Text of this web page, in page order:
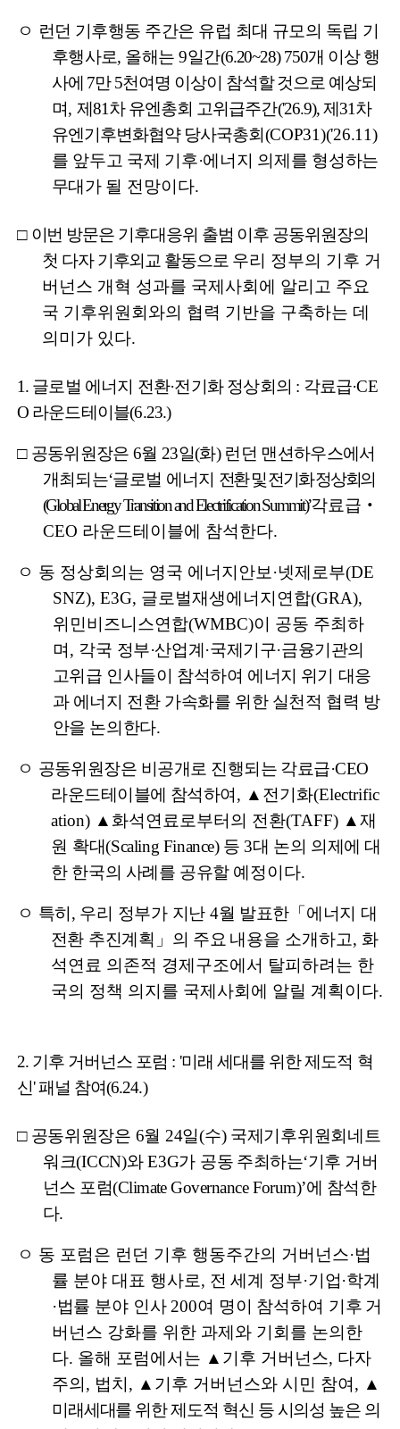
ㅇ 런던 기후행동 주간은 유럽 최대 규모의 독립 기
후행사로, 올해는9일간(6.20~28) 750개 이상 행
사에 7만5천여명 이상이 참석할 것으로 예상되
며, 제 81차 유엔총회 고위급주간('26.9),제 31차
유엔기후변화협약 당사국총회 (COP31)('26.11)
를 앞두고 국제 기후·에너지 의제를 형성하는
무대가 될 전망이다.
□ 이번 방문은 기후대응위 출범 이후 공동위원장의
첫 다자 기후외교 활동으로 우리 정부의 기후 거
버넌스 개혁 성과를 국제사회에 알리고 주요
국 기후위원회와의 협력 기반을 구축하는 데
의미가 있다.
1. 글로벌 에너지 전환·전기화 정상회의 : 각료급·CE
O 라운드테이블(6.23.)
□ 공동위원장은 6월 23일(화) 런던 맨션하우스에서
개최되는‘글로벌 에너지 전환 및 전기화 정상회의
(Global Energy Transition and Electrification Summit)’각료급 ‧
CEO 라운드테이블에 참석한다.
ㅇ 동 정상회의는 영국 에너지안보 ·넷제로부(DE
SNZ), E3G, 글로벌재생에너지연합(GRA),
위민비즈니스연합(WMBC)이 공동 주최하
며 , 각국 정부·산업계 ·국제기구·금융기관의
고위급 인사들이 참석하여 에너지 위기 대응
과 에너지 전환 가속화를 위한 실천적 협력 방
안을 논의한다.
ㅇ 공동위원장은 비공개로 진행되는 각료급·CEO
라운드테이블에 참석하여 , ▲ 전기화(Electrific
ation) ▲ 화석연료로부터의 전환(TAFF) ▲재
원 확대(Scaling Finance) 등 3대 논의 의제에 대
한 한국의 사례를 공유할 예정이다.
ㅇ 특히 , 우리 정부가 지난 4월 발표한 「 에너지 대
전환 추진계획 」 의 주요 내용을 소개하고, 화
석연료 의존적 경제구조에서 탈피하려는 한
국의 정책 의지를 국제사회에 알릴 계획이다.
2. 기후 거버넌스 포럼 : '미래 세대를 위한 제도적 혁
신'패널 참여(6.24.)
□ 공동위원장은 6월 24일(수) 국제기후위원회네트
워크(ICCN)와E3G가 공동 주최하는‘기후 거버
넌스 포럼(Climate Governance Forum)’에 참석한
다.
ㅇ 동 포럼은 런던 기후 행동주간의 거버넌스·법
률 분야 대표 행사로, 전 세계 정부·기업·학계
·법률 분야 인사 200여 명이 참석하여 기후 거
버넌스 강화를 위한 과제와 기회를 논의한
다. 올해 포럼에서는 ▲ 기후 거버넌스, 다자
주의 , 법치 , ▲ 기후 거버넌스와 시민 참여 , ▲
미래세대를 위한 제도적 혁신 등 시의성 높은 의